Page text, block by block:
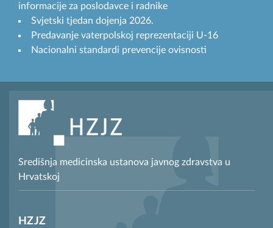
informacije za poslodavce i radnike
Svjetski tjedan dojenja 2026.
Predavanje vaterpolskoj reprezentaciji U-16
Nacionalni standardi prevencije ovisnosti
Središnja medicinska ustanova javnog zdravstva u
Hrvatskoj
HZJZ